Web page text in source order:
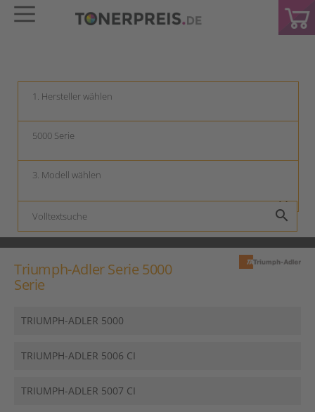
keyboard_arrow_down
keyboard_arrow_down
keyboard_arrow_down
search
Triumph-Adler Serie 5000
Serie
TRIUMPH-ADLER 5000
TRIUMPH-ADLER 5006 CI
TRIUMPH-ADLER 5007 CI